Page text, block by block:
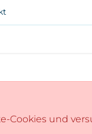
Cookies und